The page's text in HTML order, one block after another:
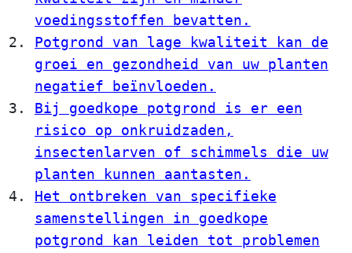
voedingsstoffen bevatten.
Potgrond van lage kwaliteit kan de
groei en gezondheid van uw planten
negatief beïnvloeden.
Bij goedkope potgrond is er een
risico op onkruidzaden,
insectenlarven of schimmels die uw
planten kunnen aantasten.
Het ontbreken van specifieke
samenstellingen in goedkope
potgrond kan leiden tot problemen